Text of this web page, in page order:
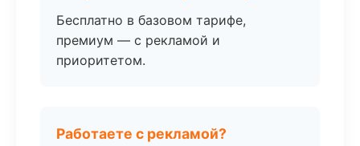
Бесплатно в базовом тарифе,
премиум — с рекламой и
приоритетом.
Работаете с рекламой?